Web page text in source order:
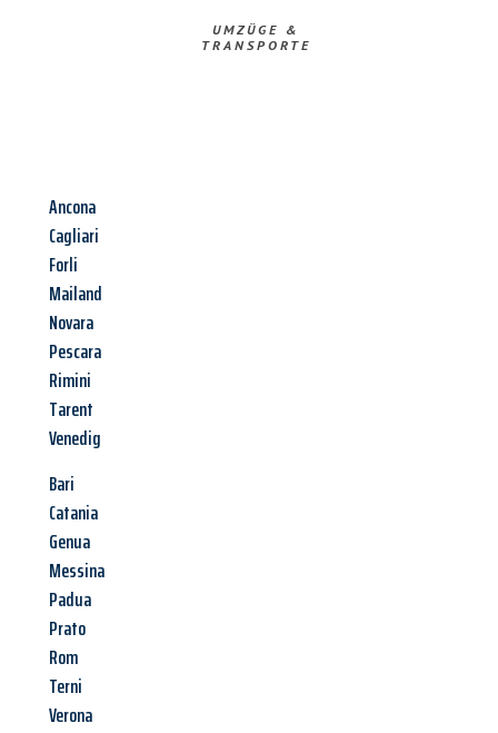
UMZÜGE &
TRANSPORTE
Ancona
Cagliari
Forli
Mailand
Novara
Pescara
Rimini
Tarent
Venedig
Bari
Catania
Genua
Messina
Padua
Prato
Rom
Terni
Verona